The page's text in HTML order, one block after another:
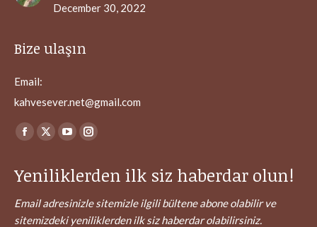
December 30, 2022
Bize ulaşın
Email:
kahvesever.net@gmail.com
Find us on:
Facebook
opens
X
opens
YouTube
opens
Instagram
opens
Yeniliklerden ilk siz haberdar olun!
Email adresinizle sitemizle ilgili bültene abone olabilir ve
sitemizdeki yeniliklerden ilk siz haberdar olabilirsiniz.